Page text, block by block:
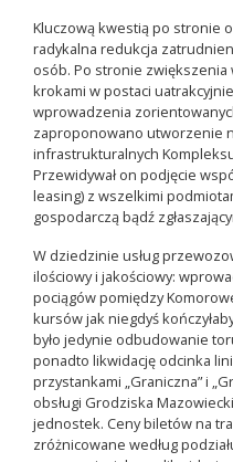
Kluczową kwestią po stronie
radykalna redukcja
osób. Po stronie zwiększenia
krokami w postaci
wprowadzenia
zaproponowano utworzenie
infrastrukturalnych
Przewidywał on podjęcie
leasing) z wszelkimi
gospodarczą bądź
W dziedzinie usług
ilościowy i jakościowy:
pociągów pomiędzy
kursów jak niegdyś
było jedynie odbudowanie
ponadto likwidację odcinka
przystankami „Graniczna” i
obsługi Grodziska
jednostek. Ceny biletów na
zróżnicowane według